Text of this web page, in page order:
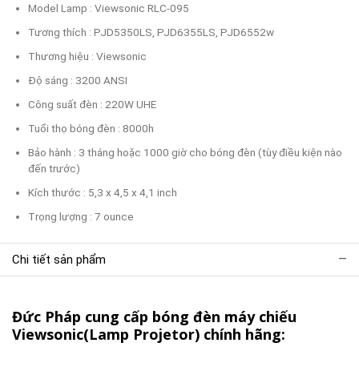
Model Lamp : Viewsonic RLC-095
Tương thích : PJD5350LS, PJD6355LS, PJD6552w
Thương hiệu : Viewsonic
Độ sáng : 3200 ANSI
Công suất đèn : 220W UHE
Tuổi thọ bóng đèn : 8000h
Bảo hành : 3 tháng hoặc 1000 giờ cho bóng đèn (tùy điều kiện nào
đến trước)
Kích thước : 5,3 x 4,5 x 4,1 inch
Trọng lượng : 7 ounce
Chi tiết sản phẩm
Đức Pháp cung cấp bóng đèn máy chiếu
Viewsonic(Lamp Projetor) chính hãng: